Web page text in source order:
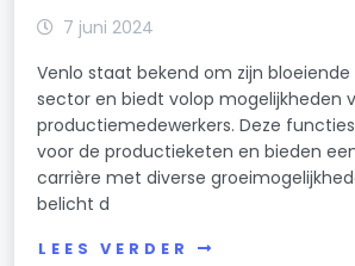
7 juni 2024
Venlo staat bekend om zijn bloeiende
sector en biedt volop mogelijkheden
productiemedewerkers. Deze
voor de productieketen en bieden
carrière met diverse
belicht d
LEES VERDER